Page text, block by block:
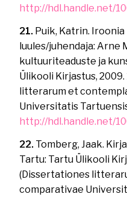
http://hdl.handle.net/
21. Puik, Katrin.
luules/juhendaja: Arne
kultuuriteaduste ja
Ülikooli Kirjastus,
litterarum et
Universitatis
http://hdl.handle.net/
22. Tomberg, Jaak.
Tartu: Tartu Ülikooli
(Dissertationes
comparativae